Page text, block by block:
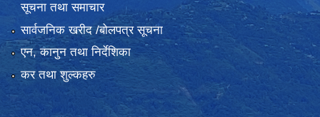
सूचना तथा समाचार
सार्वजनिक खरीद /बोलपत्र सूचना
एन, कानुन तथा निर्देशिका
कर तथा शुल्कहरु